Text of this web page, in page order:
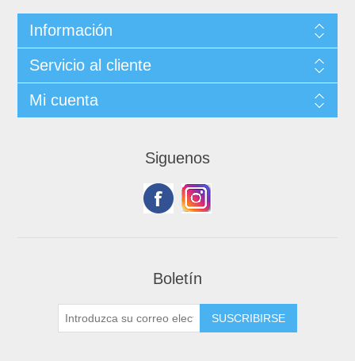
Información
Servicio al cliente
Mi cuenta
Siguenos
Boletín